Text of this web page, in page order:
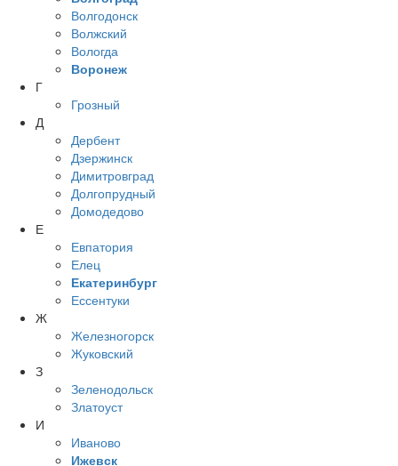
Волгодонск
Волжский
Вологда
Воронеж
Г
Грозный
Д
Дербент
Дзержинск
Димитровград
Долгопрудный
Домодедово
Е
Евпатория
Елец
Екатеринбург
Ессентуки
Ж
Железногорск
Жуковский
З
Зеленодольск
Златоуст
И
Иваново
Ижевск